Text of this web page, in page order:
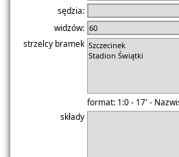
sędzia:
widzów:
strzelcy bramek
format: 1:0 - 17' -
składy